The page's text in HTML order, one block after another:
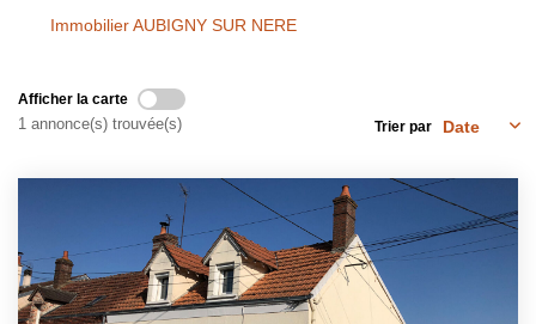
CONTACT
Immobilier AUBIGNY SUR NERE
Afficher la carte
1 annonce(s) trouvée(s) Trier par